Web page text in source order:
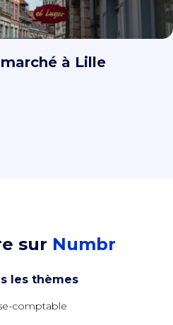
à Lille
sur Numbr
les thèmes
comptable